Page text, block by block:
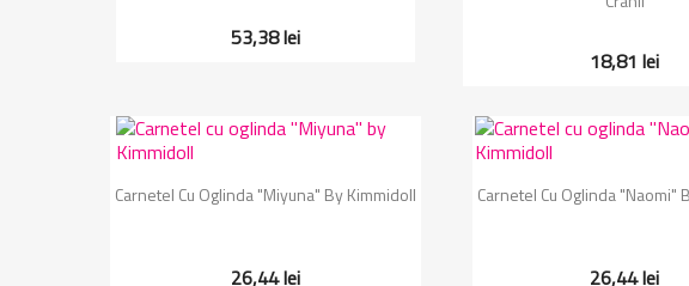
53,38 lei
18,81 lei
Vizualizare rapida
Carnetel Cu Oglinda "Miyuna" By Kimmidoll
26,44 lei
Vizualizare
Carnetel Cu Oglinda "Naomi"
26,44 lei